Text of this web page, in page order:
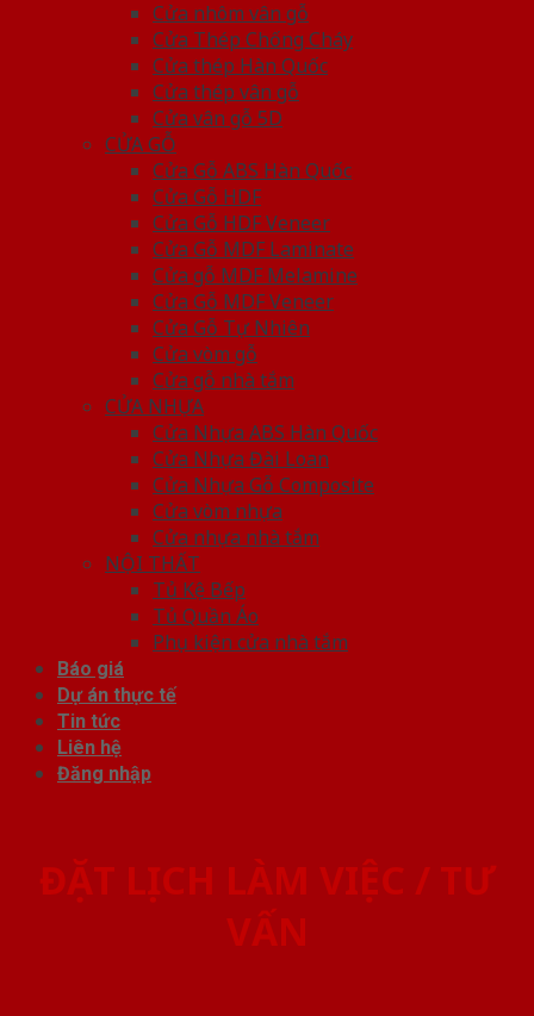
Cửa nhôm vân gỗ
Cửa Thép Chống Cháy
Cửa thép Hàn Quốc
Cửa thép vân gỗ
Cửa vân gỗ 5D
CỬA GỖ
Cửa Gỗ ABS Hàn Quốc
Cửa Gỗ HDF
Cửa Gỗ HDF Veneer
Cửa Gỗ MDF Laminate
Cửa gỗ MDF Melamine
Cửa Gỗ MDF Veneer
Cửa Gỗ Tự Nhiên
Cửa vòm gỗ
Cửa gỗ nhà tắm
CỬA NHỰA
Cửa Nhựa ABS Hàn Quốc
Cửa Nhựa Đài Loan
Cửa Nhựa Gỗ Composite
Cửa vòm nhựa
Cửa nhựa nhà tắm
NỘI THẤT
Tủ Kệ Bếp
Tủ Quần Áo
Phụ kiện cửa nhà tắm
Báo giá
Dự án thực tế
Tin tức
Liên hệ
Đăng nhập
ĐẶT LỊCH LÀM VIỆC / TƯ
VẤN